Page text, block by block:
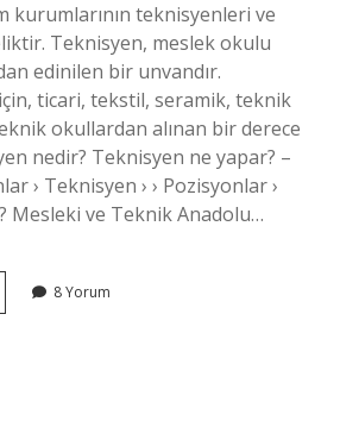
kurumlarının teknisyenleri ve
Teknisyen, meslek okulu
edinilen bir unvandır.
ticari, tekstil, seramik, teknik
okullardan alınan bir derece
nedir? Teknisyen ne yapar? –
› Teknisyen › › Pozisyonlar ›
Mesleki ve Teknik Anadolu…
8 Yorum